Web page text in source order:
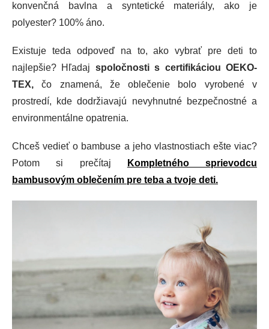
konvenčná bavlna a syntetické materiály, ako je
polyester? 100% áno.
Existuje teda odpoveď na to, ako vybrať pre deti to
najlepšie? Hľadaj spoločnosti s certifikáciou OEKO-
TEX, čo znamená, že oblečenie bolo vyrobené v
prostredí, kde dodržiavajú nevyhnutné bezpečnostné a
environmentálne opatrenia.
Chceš vedieť o bambuse a jeho vlastnostiach ešte viac?
Potom si prečítaj
Kompletného sprievodcu
bambusovým oblečením pre teba a tvoje deti.